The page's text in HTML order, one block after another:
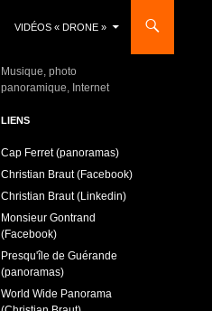
VIDÉOS « DRONE »
Musique, photo
panoramique, Internet
LIENS
Cap Ferret (panoramas)
Christian Braut (Facebook)
Christian Braut (Linkedin)
Monsieur Gontrand
(Facebook)
Presqu'île de Guérande
(panoramas)
World Wide Panorama